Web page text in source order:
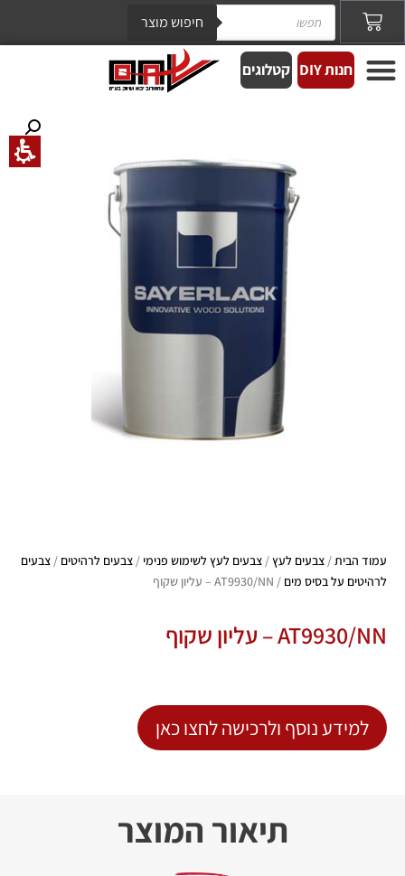
חיפוש מוצר
חנות DIY קטלוגים
עמוד הבית/ צבעים לעץ/ צבעים לעץ לשימוש פנימי / צבעים לרהיטים / צבעים
לרהיטים על בסיס מים / AT9930/NN – עליון שקוף
AT9930/NN – עליון שקוף
למידע נוסף ולרכישה לחצו כאן
תיאור המוצר